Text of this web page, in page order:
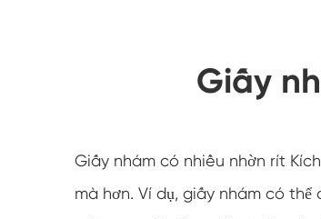
Giấy
Giấy nhám có nhiều nhờn rít
mà hơn. Ví dụ, giấy nhám có